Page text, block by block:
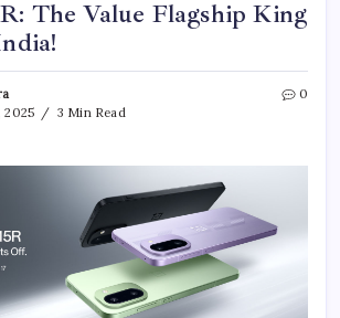
The Value Flagship King
2025
3 Min Read
0